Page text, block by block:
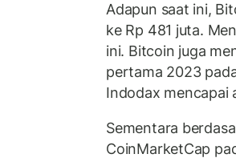
Adapun saat ini,
ke Rp 481 juta.
ini. Bitcoin juga
pertama 2023
Indodax mencapai
Sementara
CoinMarketCap